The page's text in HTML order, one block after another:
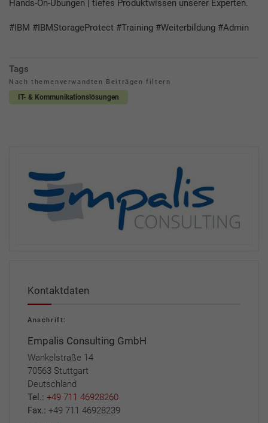
Hands-On-Übungen | tiefes Produktwissen unserer Experten.
#IBM #IBMStorageProtect #Training #Weiterbildung #Admin
Tags
Nach themenverwandten Beiträgen filtern
IT- & Kommunikationslösungen
Kontaktdaten
Anschrift:
Empalis Consulting GmbH
Wankelstraße 14
70563 Stuttgart
Deutschland
Tel.: +49 711 46928260
Fax.: +49 711 46928239